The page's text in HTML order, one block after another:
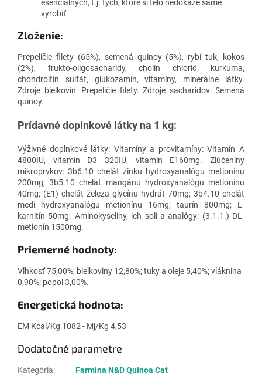
esenciálnych, t.j. tých, ktoré si telo nedokáže samé
vyrobiť
Zloženie:
Prepeličie filety (65%), semená quinoy (5%), rybí tuk, kokos
(2%), frukto-oligosacharidy, cholín chlorid, kurkuma,
chondroitín sulfát, glukozamín, vitamíny, minerálne látky.
Zdroje bielkovín: Prepeličie filety. Zdroje sacharidov: Semená
quinoy.
Prídavné doplnkové látky na 1 kg:
Výživné doplnkové látky: Vitamíny a provitamíny: Vitamín A
4800IU, vitamín D3 320IU, vitamín E160mg. Zlúčeniny
mikroprvkov: 3b6.10 chelát zinku hydroxyanalógu metionínu
200mg; 3b5.10 chelát mangánu hydroxyanalógu metionínu
40mg; (E1) chelát železa glycínu hydrát 70mg; 3b4.10 chelát
medi hydroxyanalógu metionínu 16mg; taurín 800mg; L-
karnitín 50mg. Aminokyseliny, ich soli a analógy: (3.1.1.) DL-
metionín 1500mg.
Priemerné hodnoty:
Vlhkosť 75,00%; bielkoviny 12,80%; tuky a oleje 5,40%; vláknina
0,90%; popol 3,00%.
Energetická hodnota:
EM Kcal/Kg 1082 - Mj/Kg 4,53
Dodatočné parametre
Kategória:
Farmina N&D Quinoa Cat